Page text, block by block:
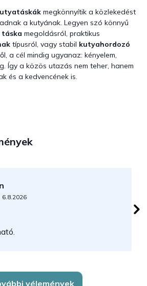
megkönnyítik a közlekedést
a kutyának. Legyen szó könnyű
megoldásról, praktikus
típusról, vagy stabil kutyahordozó
a cél mindig ugyanaz: kényelem,
Így a közös utazás nem teher, hanem
és a kedvencének is.
5-ből 5 csillag.
6.8.2026
vélemények